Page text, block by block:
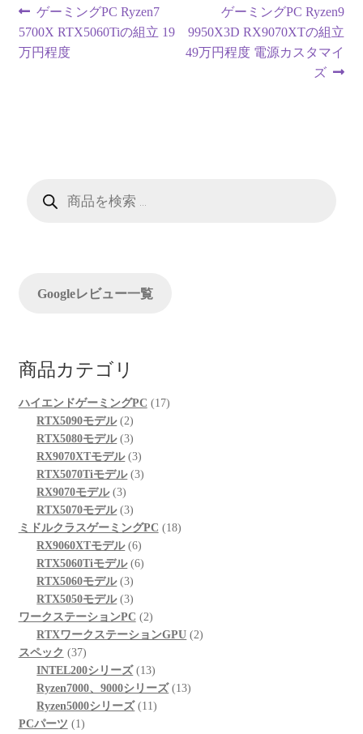
投
稿
シ
前
の
投
ゲーミングPC Ryzen7
5700X RTX5060Tiの組立 19
万円程度
次
の
投
ゲーミングPC Ryzen9
9950X3D RX9070XTの組立
49万円程度 電源カスタマイ
ズ
Googleレビュー一覧
商品カテゴリ
ハイエンドゲーミングPC 1717
RTX5090モデル 22
個
の
商
RTX5080モデル 33
個
の
品
RX9070XTモデル 33
個
品
RTX5070Tiモデル 33
商
品
RX9070モデル 33
個
の
商
品
RTX5070モデル 33
個
の
商
品
ミドルクラスゲーミングPC 1818
RX9060XTモデル 66
個
品
RTX5060Tiモデル 66
商
品
RTX5060モデル 33
個
の
商
RTX5050モデル 33
個
の
品
ワークステーションPC 22
個
商
品
RTXワークステーションGPU 22
スペック 3737
個
の
商
品
INTEL200シリーズ 1313
個
の
Ryzen7000、9000シリーズ 1313
Ryzen5000シリーズ 1111
PCパーツ 11